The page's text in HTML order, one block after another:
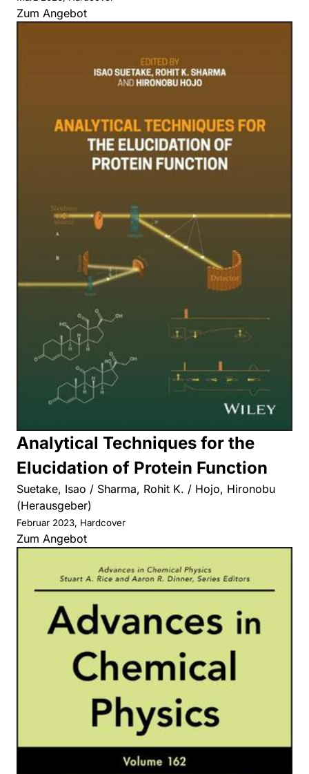
Zum Angebot
Analytical Techniques for the
Elucidation of Protein Function
Suetake, Isao / Sharma, Rohit K. / Hojo, Hironobu
(Herausgeber)
Februar 2023, Hardcover
Zum Angebot